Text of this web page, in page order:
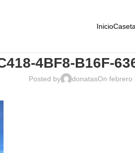
Inicio
4BF8-B16F-
Posted by donatasOn febrero